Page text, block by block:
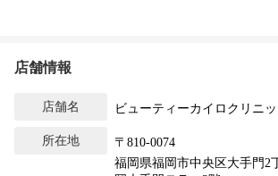
店舗情報
店舗名 ビューティーカイロクリニ
所在地
〒810-0074
福岡県福岡市中央区大手門2